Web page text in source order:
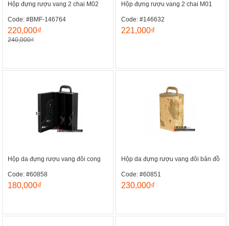
Hộp đựng rượu vang 2 chai M02
Code: #BMF-146764
220,000₫
240,000₫
Hộp đựng rượu vang 2 chai M01
Code: #146632
221,000₫
Hộp da đựng rượu vang đôi cong
Code: #60858
180,000₫
Hộp da đựng rượu vang đôi bản đồ
Code: #60851
230,000₫